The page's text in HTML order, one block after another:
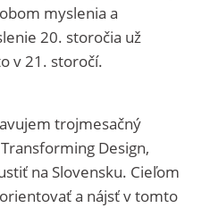
myslenia a
20. storočia už
v 21. storočí.
trojmesačný
Design,
na Slovensku. Cieľom
a nájsť v tomto